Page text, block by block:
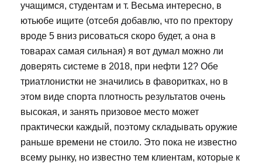
учащимся, студентам и т. Весьма интересно, в
ютьюбе ищите (отсебя добавлю, что по пректору
вроде 5 вниз рисоваться скоро будет, а она в
товарах самая сильная) я вот думал можно ли
доверять системе в 2018, при нефти 12? Обе
триатлонистки не значились в фаворитках, но в
этом виде спорта плотность результатов очень
высокая, и занять призовое место может
практически каждый, поэтому складывать оружие
раньше времени не стоило. Это пока не известно
всему рынку, но известно тем клиентам, которые к